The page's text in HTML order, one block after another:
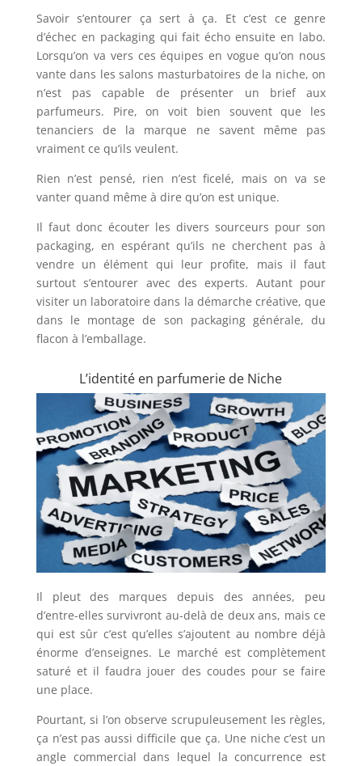
Savoir s’entourer ça sert à ça. Et c’est ce genre
d’échec en packaging qui fait écho ensuite en labo.
Lorsqu’on va vers ces équipes en vogue qu’on nous
vante dans les salons masturbatoires de la niche, on
n’est pas capable de présenter un brief aux
parfumeurs. Pire, on voit bien souvent que les
tenanciers de la marque ne savent même pas
vraiment ce qu’ils veulent.
Rien n’est pensé, rien n’est ficelé, mais on va se
vanter quand même à dire qu’on est unique.
Il faut donc écouter les divers sourceurs pour son
packaging, en espérant qu’ils ne cherchent pas à
vendre un élément qui leur profite, mais il faut
surtout s’entourer avec des experts. Autant pour
visiter un laboratoire dans la démarche créative, que
dans le montage de son packaging générale, du
flacon à l’emballage.
L’identité en parfumerie de Niche
Il pleut des marques depuis des années, peu
d’entre-elles survivront au-delà de deux ans, mais ce
qui est sûr c’est qu’elles s’ajoutent au nombre déjà
énorme d’enseignes. Le marché est complètement
saturé et il faudra jouer des coudes pour se faire
une place.
Pourtant, si l’on observe scrupuleusement les règles,
ça n’est pas aussi difficile que ça. Une niche c’est un
angle commercial dans lequel la concurrence est